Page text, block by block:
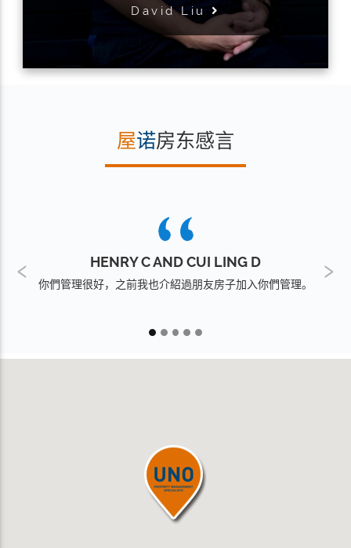
David Liu
屋诺房东感言
HENRY C AND CUI LING D
你們管理很好，之前我也介紹過朋友房子加入你們管理。
Previous Next